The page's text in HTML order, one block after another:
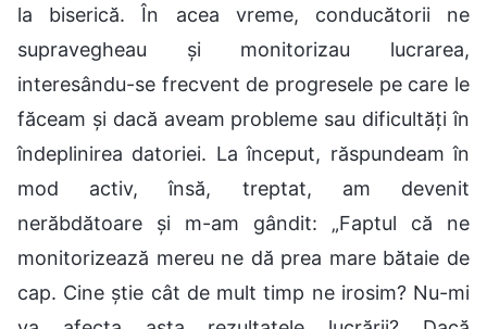
la biserică. În acea vreme, conducătorii ne
supravegheau și monitorizau lucrarea,
interesându-se frecvent de progresele pe care le
făceam și dacă aveam probleme sau dificultăți în
îndeplinirea datoriei. La început, răspundeam în
mod activ, însă, treptat, am devenit
nerăbdătoare și m-am gândit: „Faptul că ne
monitorizează mereu ne dă prea mare bătaie de
cap. Cine știe cât de mult timp ne irosim? Nu-mi